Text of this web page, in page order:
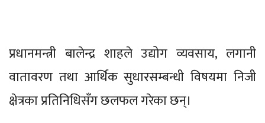
प्रधानमन्त्री बालेन्द्र शाहले उद्योग व्यवसाय, लगानी
वातावरण तथा आर्थिक सुधारसम्बन्धी विषयमा निजी
क्षेत्रका प्रतिनिधिसँग छलफल गरेका छन्।